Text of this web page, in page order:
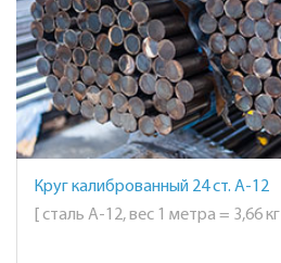
Круг калиброванный 24 ст. А-12
[ сталь А-12, вес 1 метра = 3,66 кг ]